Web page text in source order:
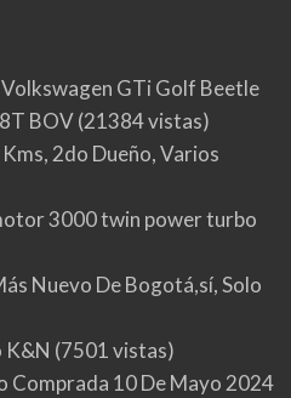
GTi Golf Beetle
BOV(21384 vistas)
2do Dueño, Varios
3000 twin power turbo
Nuevo De Bogotá,sí, Solo
K&N (7501 vistas)
Comprada 10 De Mayo 2024